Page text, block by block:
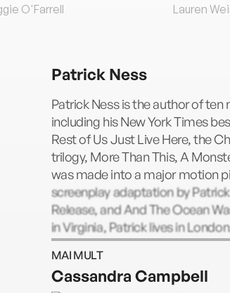
O'Farrell Lauren
Patrick Ness
Patrick Ness is the author of ten
including his New York Times
Rest of Us Just Live Here, the
trilogy, More Than This, A
was made into a major motion
screenplay adaptation by
Release, and And The Ocean
in Virginia, Patrick lives in
www.patrickness.com
MAI MULT
Cassandra Campbell